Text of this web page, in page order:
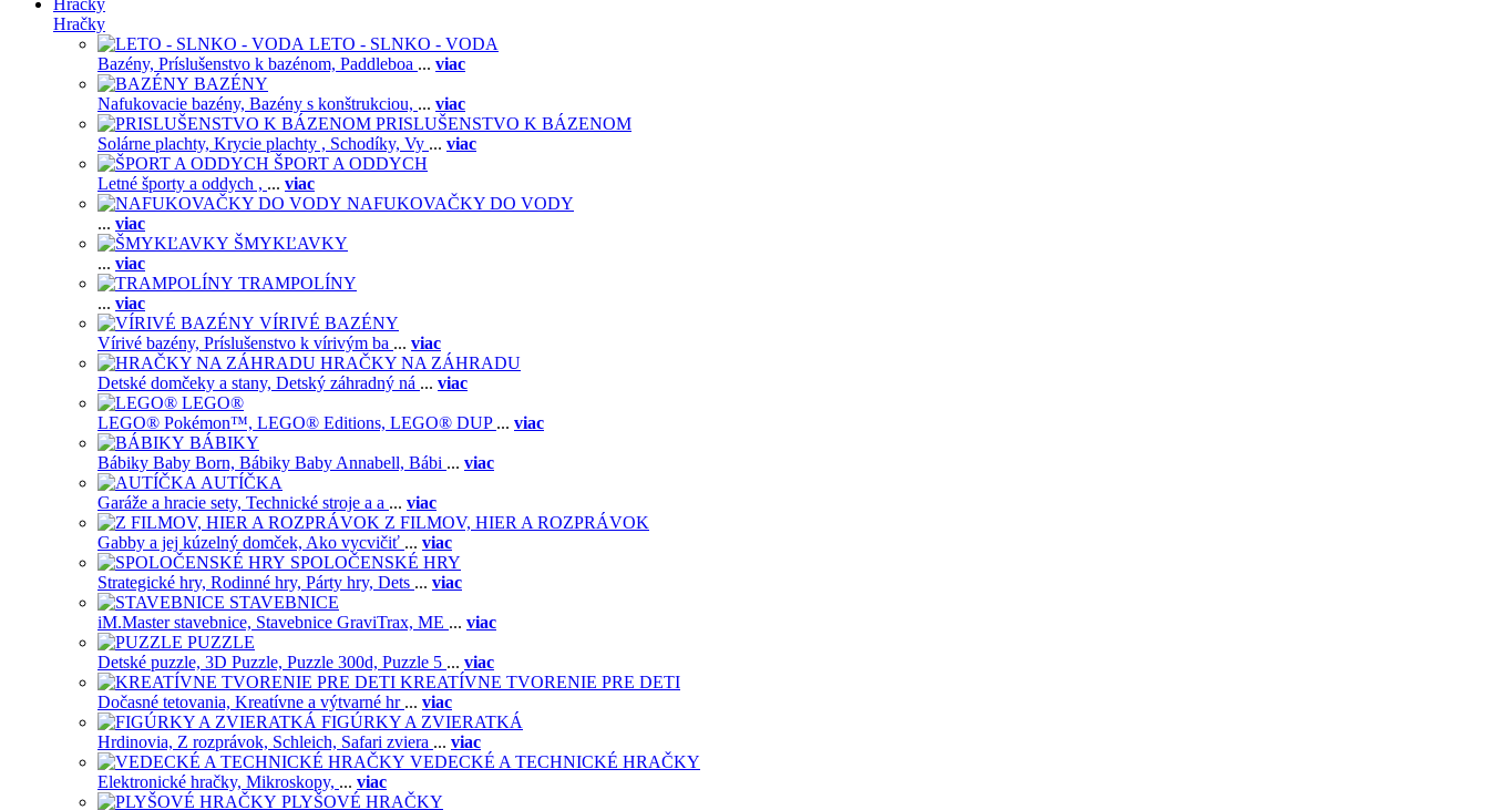
Hračky
Hračky
LETO - SLNKO - VODA
Bazény, Príslušenstvo k bazénom, Paddleboa ... viac
BAZÉNY
Nafukovacie bazény, Bazény s konštrukciou, ... viac
PRISLUŠENSTVO K BÁZENOM
Solárne plachty, Krycie plachty , Schodíky, Vy ... viac
ŠPORT A ODDYCH
Letné športy a oddych , ... viac
NAFUKOVAČKY DO VODY
... viac
ŠMYKĽAVKY
... viac
TRAMPOLÍNY
... viac
VÍRIVÉ BAZÉNY
Vírivé bazény, Príslušenstvo k vírivým ba ... viac
HRAČKY NA ZÁHRADU
Detské domčeky a stany, Detský záhradný ná ... viac
LEGO®
LEGO® Pokémon™, LEGO® Editions, LEGO® DUP ... viac
BÁBIKY
Bábiky Baby Born, Bábiky Baby Annabell, Bábi ... viac
AUTÍČKA
Garáže a hracie sety, Technické stroje a a ... viac
Z FILMOV, HIER A ROZPRÁVOK
Gabby a jej kúzelný domček, Ako vycvičiť ... viac
SPOLOČENSKÉ HRY
Strategické hry, Rodinné hry, Párty hry, Dets ... viac
STAVEBNICE
iM.Master stavebnice, Stavebnice GraviTrax, ME ... viac
PUZZLE
Detské puzzle, 3D Puzzle, Puzzle 300d, Puzzle 5 ... viac
KREATÍVNE TVORENIE PRE DETI
Dočasné tetovania, Kreatívne a výtvarné hr ... viac
FIGÚRKY A ZVIERATKÁ
Hrdinovia, Z rozprávok, Schleich, Safari zviera ... viac
VEDECKÉ A TECHNICKÉ HRAČKY
Elektronické hračky, Mikroskopy, ... viac
PLYŠOVÉ HRAČKY